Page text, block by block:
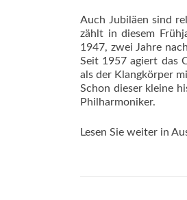
Auch Jubiläen sind
zählt in diesem
1947, zwei Jahre
Seit 1957 agiert das
als der Klangkörper
Schon dieser kleine
Philharmoniker.
Lesen Sie weiter in